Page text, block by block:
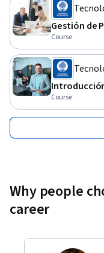
Gestión de
Course
Course
Why people
career